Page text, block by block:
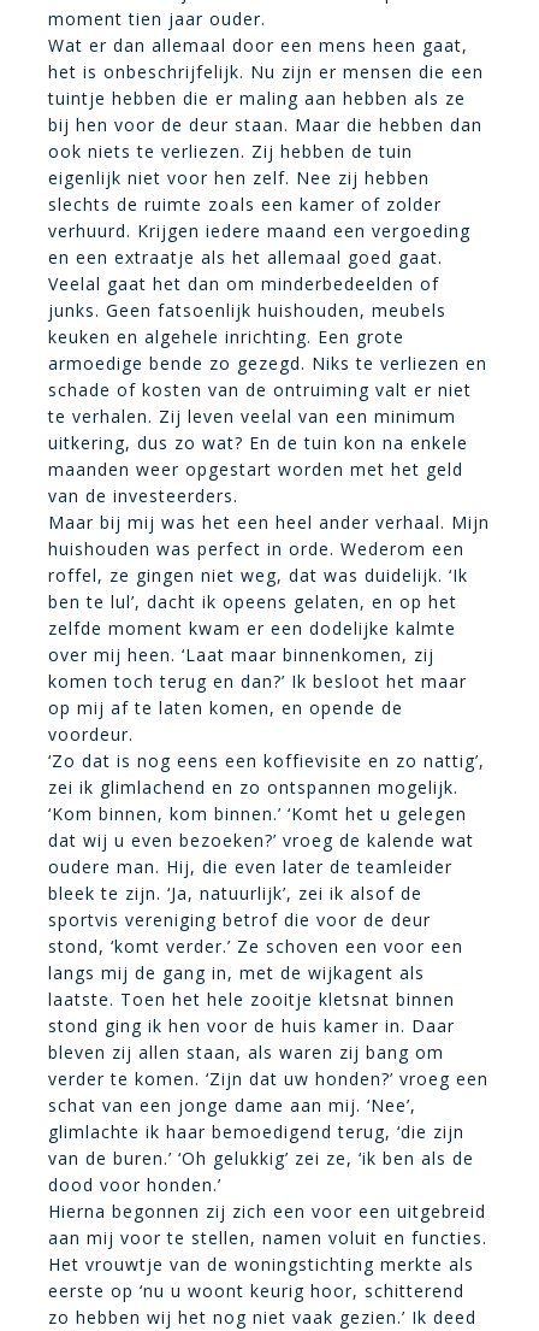
moment tien jaar ouder.
Wat er dan allemaal door een mens heen gaat,
het is onbeschrijfelijk. Nu zijn er mensen die een
tuintje hebben die er maling aan hebben als ze
bij hen voor de deur staan. Maar die hebben dan
ook niets te verliezen. Zij hebben de tuin
eigenlijk niet voor hen zelf. Nee zij hebben
slechts de ruimte zoals een kamer of zolder
verhuurd. Krijgen iedere maand een vergoeding
en een extraatje als het allemaal goed gaat.
Veelal gaat het dan om minderbedeelden of
junks. Geen fatsoenlijk huishouden, meubels
keuken en algehele inrichting. Een grote
armoedige bende zo gezegd. Niks te verliezen en
schade of kosten van de ontruiming valt er niet
te verhalen. Zij leven veelal van een minimum
uitkering, dus zo wat? En de tuin kon na enkele
maanden weer opgestart worden met het geld
van de investeerders.
Maar bij mij was het een heel ander verhaal. Mijn
huishouden was perfect in orde. Wederom een
roffel, ze gingen niet weg, dat was duidelijk. ‘Ik
ben te lul’, dacht ik opeens gelaten, en op het
zelfde moment kwam er een dodelijke kalmte
over mij heen. ‘Laat maar binnenkomen, zij
komen toch terug en dan?’ Ik besloot het maar
op mij af te laten komen, en opende de
voordeur.
‘Zo dat is nog eens een koffievisite en zo nattig’,
zei ik glimlachend en zo ontspannen mogelijk.
‘Kom binnen, kom binnen.’ ‘Komt het u gelegen
dat wij u even bezoeken?’ vroeg de kalende wat
oudere man. Hij, die even later de teamleider
bleek te zijn. ‘Ja, natuurlijk’, zei ik alsof de
sportvis vereniging betrof die voor de deur
stond, ‘komt verder.’ Ze schoven een voor een
langs mij de gang in, met de wijkagent als
laatste. Toen het hele zooitje kletsnat binnen
stond ging ik hen voor de huis kamer in. Daar
bleven zij allen staan, als waren zij bang om
verder te komen. ‘Zijn dat uw honden?’ vroeg een
schat van een jonge dame aan mij. ‘Nee’,
glimlachte ik haar bemoedigend terug, ‘die zijn
van de buren.’ ‘Oh gelukkig’ zei ze, ‘ik ben als de
dood voor honden.’
Hierna begonnen zij zich een voor een uitgebreid
aan mij voor te stellen, namen voluit en functies.
Het vrouwtje van de woningstichting merkte als
eerste op ‘nu u woont keurig hoor, schitterend
zo hebben wij het nog niet vaak gezien.’ Ik deed